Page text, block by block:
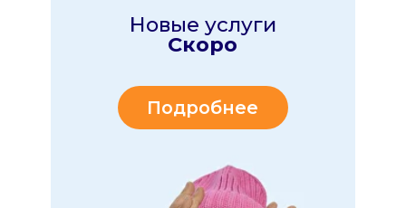
дать своим
Именно поэтому мы
создали профессиональный сервис, который
базируется
ПОЧЕМУ РОДИТЕЛИ
ДЕТИВЫБИРАЮТ
СЕРВИС МУЛЬТИНЯНЯ